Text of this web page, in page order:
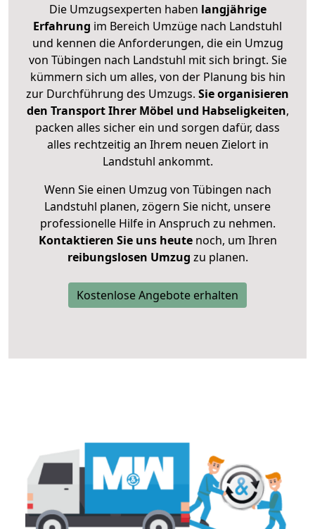
Die Umzugsexperten haben langjährige
Erfahrung im Bereich Umzüge nach Landstuhl
und kennen die Anforderungen, die ein Umzug
von Tübingen nach Landstuhl mit sich bringt. Sie
kümmern sich um alles, von der Planung bis hin
zur Durchführung des Umzugs. Sie organisieren
den Transport Ihrer Möbel und Habseligkeiten,
packen alles sicher ein und sorgen dafür, dass
alles rechtzeitig an Ihrem neuen Zielort in
Landstuhl ankommt.
Wenn Sie einen Umzug von Tübingen nach
Landstuhl planen, zögern Sie nicht, unsere
professionelle Hilfe in Anspruch zu nehmen.
Kontaktieren Sie uns heutenoch, um Ihren
reibungslosen Umzug zu planen.
Kostenlose Angebote erhalten